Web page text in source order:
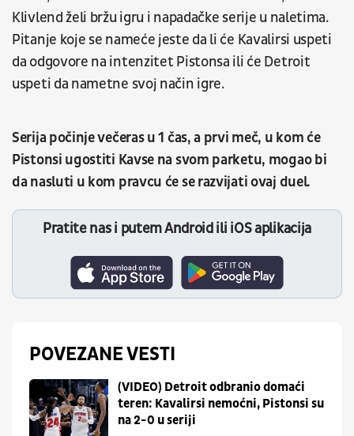
Klivlend želi bržu igru i napadačke serije u naletima.
Pitanje koje se nameće jeste da li će Kavalirsi uspeti
da odgovore na intenzitet Pistonsa ili će Detroit
uspeti da nametne svoj način igre.
Serija počinje večeras u 1 čas, a prvi meč, u kom će
Pistonsi ugostiti Kavse na svom parketu, mogao bi
da nasluti u kom pravcu će se razvijati ovaj duel.
Pratite nas i putem Android ili iOS aplikacija
POVEZANE VESTI
(VIDEO) Detroit odbranio domaći
teren: Kavalirsi nemoćni, Pistonsi su
na 2-0 u seriji